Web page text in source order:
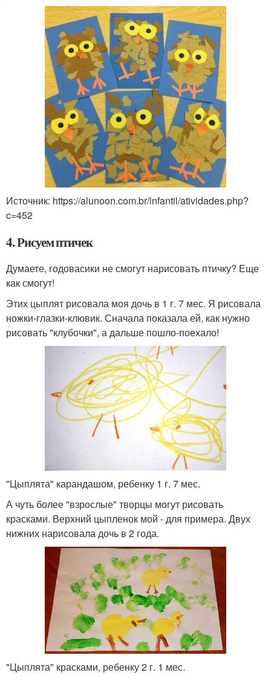
Источник: https://alunoon.com.br/infantil/atividades.php?
c=452
4. Рисуем птичек
Думаете, годовасики не смогут нарисовать птичку? Еще
как смогут!
Этих цыплят рисовала моя дочь в 1 г. 7 мес. Я рисовала
ножки-глазки-клювик. Сначала показала ей, как нужно
рисовать "клубочки", а дальше пошло-поехало!
"Цыплята" карандашом, ребенку 1 г. 7 мес.
А чуть более "взрослые" творцы могут рисовать
красками. Верхний цыпленок мой - для примера. Двух
нижних нарисовала дочь в 2 года.
"Цыплята" красками, ребенку 2 г. 1 мес.